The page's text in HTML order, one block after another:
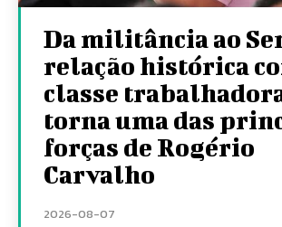
Da militância ao
relação histórica
classe
torna uma das
forças de Rogério
Carvalho
2026-08-07